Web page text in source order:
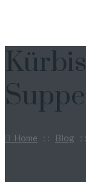
Suppe
Home : : Blog : :